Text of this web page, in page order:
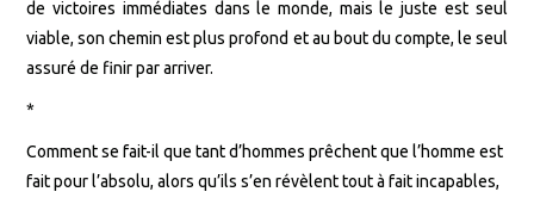
de victoires immédiates dans le monde, mais le juste est seul
viable, son chemin est plus profond et au bout du compte, le seul
assuré de finir par arriver.
*
Comment se fait-il que tant d’hommes prêchent que l’homme est
fait pour l’absolu, alors qu’ils s’en révèlent tout à fait incapables,